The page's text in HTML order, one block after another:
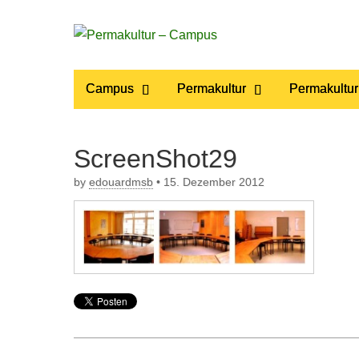
Permakultur
– Campus
Main
menu
Campus Permakultur
ScreenShot29
by edouardmsb • 15. Dezember 2012